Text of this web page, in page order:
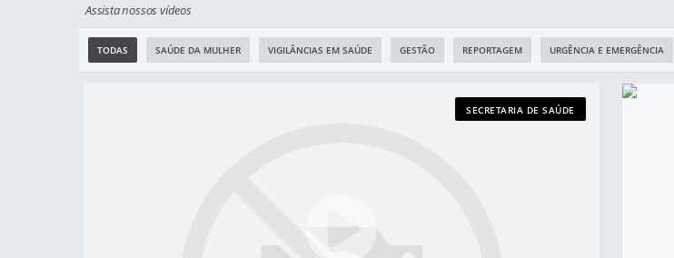
Assista nossos vídeos
TODAS SAÚDE DA MULHER VIGILÂNCIAS EM SAÚDE GESTÃO REPORTAGEM URGÊNCIA E EMERGÊNCIA
SECRETARIA DE SAÚDE